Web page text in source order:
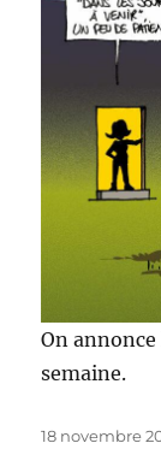
On
semaine.
Publié
18 novembre